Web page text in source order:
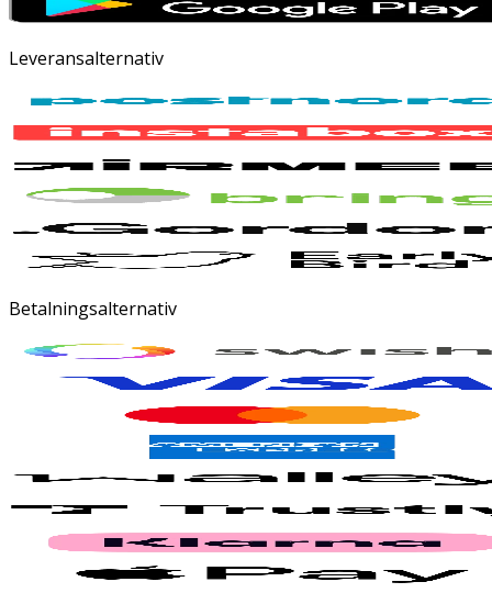
Leveransalternativ
Betalningsalternativ